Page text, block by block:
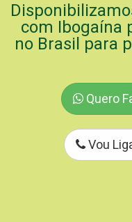
com Ibogaína
no Brasil para
Quero
Vou